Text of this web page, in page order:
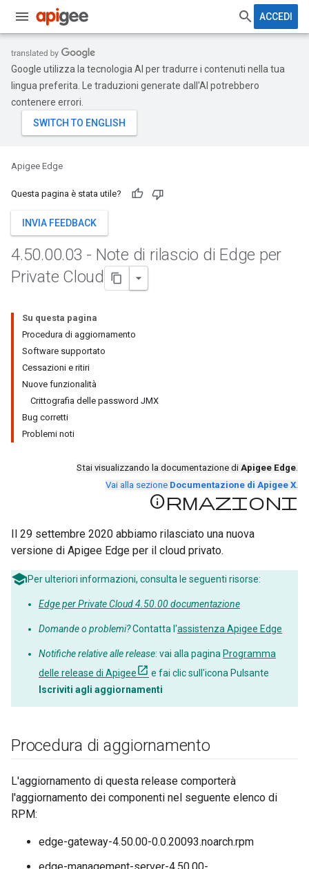
ACCEDI
Google utilizza la tecnologia AI per tradurre i contenuti nella tua
lingua preferita. Le traduzioni generate dall'AI potrebbero
contenere errori.
Apigee Edge
Questa pagina è stata utile?
INVIA FEEDBACK
4.50.00.03 - Note di rilascio di Edge per
Private Cloud
Su questa pagina
Procedura di aggiornamento
Software supportato
Cessazioni e ritiri
Nuove funzionalità
Crittografia delle password JMX
Bug corretti
Problemi noti
Stai visualizzando la documentazione di Apigee Edge.
Vai alla sezione Documentazione di Apigee X.
Informazioni
Il 29 settembre 2020 abbiamo rilasciato una nuova
versione di Apigee Edge per il cloud privato.
Per ulteriori informazioni, consulta le seguenti risorse:
Edge per Private Cloud 4.50.00 documentazione
Domande o problemi?Contatta l'assistenza Apigee Edge
Notifiche relative alle release: vai alla pagina Programma
delle release di Apigee
e fai clic sull'icona Pulsante
Iscriviti agli aggiornamenti
Procedura di aggiornamento
L'aggiornamento di questa release comporterà
l'aggiornamento dei componenti nel seguente elenco di
RPM:
edge-gateway-4.50.00-0.0.20093.noarch.rpm